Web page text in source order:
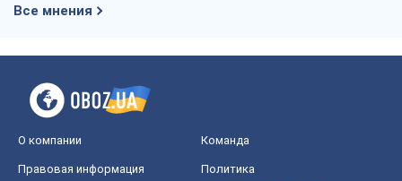
Все мнения
О компании Команда
Правовая информация
Политика